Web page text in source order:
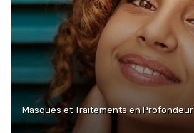
Masques et Traitements en Profondeur